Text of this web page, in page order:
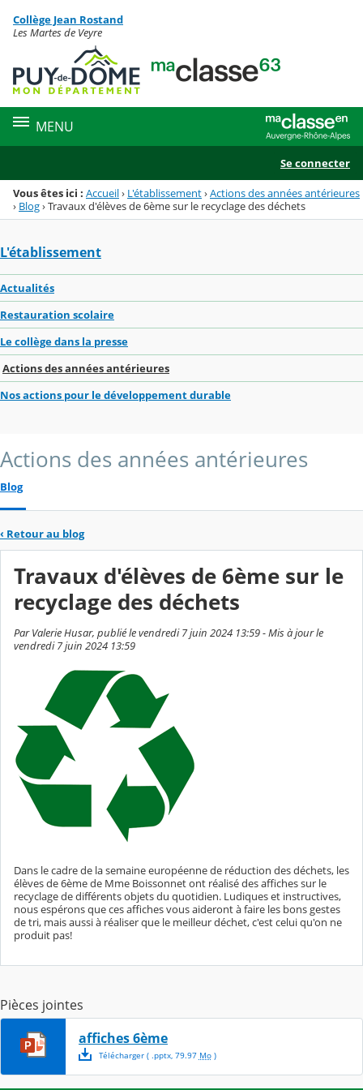
Menu de la rubrique
Contenu
Collège Jean Rostand
Les Martes de Veyre
MENU
Se connecter
Vous êtes ici : Accueil› L'établissement›Actions des années antérieures
› Blog›Travaux d'élèves de 6ème sur le recyclage des déchets
L'établissement
Actualités
Restauration scolaire
Le collège dans la presse
Actions des années antérieures
Nos actions pour le développement durable
Actions des années antérieures
Blog
‹ Retour au blog
Travaux d'élèves de 6ème sur le
recyclage des déchets
Par Valerie Husar, publié le vendredi 7 juin 2024 13:59 - Mis à jour le
vendredi 7 juin 2024 13:59
Dans le cadre de la semaine européenne de réduction des déchets, les
élèves de 6ème de Mme Boissonnet ont réalisé des affiches sur le
recyclage de différents objets du quotidien. Ludiques et instructives,
nous espérons que ces affiches vous aideront à faire les bons gestes
de tri, mais aussi à réaliser que le meilleur déchet, c'est celui qu'on ne
produit pas!
Pièces jointes
affiches 6ème
Télécharger( .pptx, 79.97 Mo)